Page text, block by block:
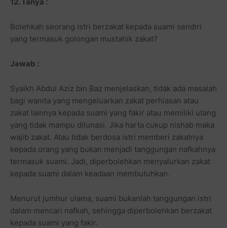
Bolehkah seorang istri berzakat kepada suami sendiri
yang termasuk golongan mustahik zakat?
Jawab :
Syaikh Abdul Aziz bin Baz menjelaskan, tidak ada masalah
bagi wanita yang mengeluarkan zakat perhiasan atau
zakat lainnya kepada suami yang fakir atau memiliki utang
yang tidak mampu dilunasi. Jika harta cukup nishab maka
wajib zakat. Atau tidak berdosa istri memberi zakatnya
kepada orang yang bukan menjadi tanggungan nafkahnya
termasuk suami. Jadi, diperbolehkan menyalurkan zakat
kepada suami dalam keadaan membutuhkan.
Menurut jumhur ulama, suami bukanlah tanggungan istri
dalam mencari nafkah, sehingga diperbolehkan berzakat
kepada suami yang fakir.